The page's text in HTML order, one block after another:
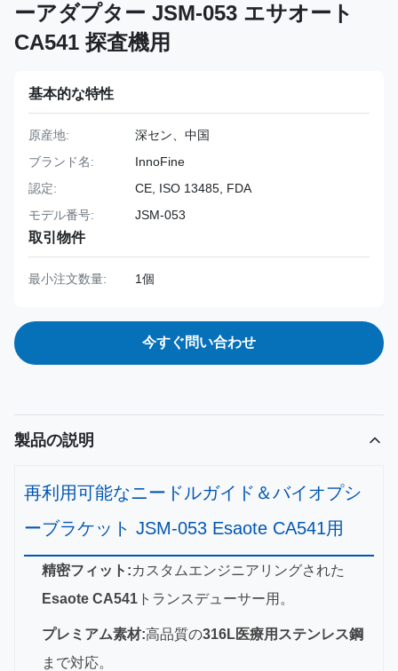
ーアダプター JSM-053 エサオート
CA541 探査機用
基本的な特性
原産地:
深セン、中国
ブランド名:
InnoFine
認定:
CE, ISO 13485, FDA
モデル番号:
JSM-053
取引物件
最小注文数量: 1個
今すぐ問い合わせ
製品の説明
再利用可能なニードルガイド＆バイオプシ
ーブラケット JSM-053 Esaote CA541用
精密フィット:カスタムエンジニアリングされた
Esaote CA541 トランスデューサー用。
プレミアム素材:高品質の316L医療用ステンレス鋼
まで対応。